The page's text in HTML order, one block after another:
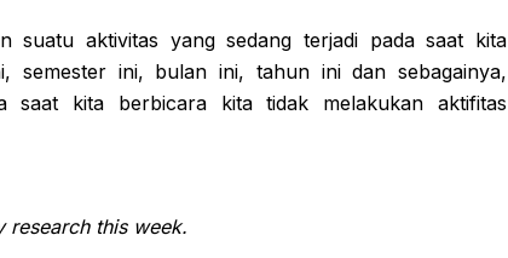
suatu aktivitas yang sedang terjadi pada saat kita
semester ini, bulan ini, tahun ini dan sebagainya,
saat kita berbicara kita tidak melakukan aktifitas
research this week.